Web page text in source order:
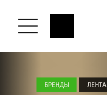
БРЕНДЫ ЛЕНТА